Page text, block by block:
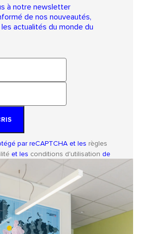
à notre newsletter
de nos nouveautés,
actualités du monde du
par reCAPTCHA et les règles
et les conditions d'utilisation de